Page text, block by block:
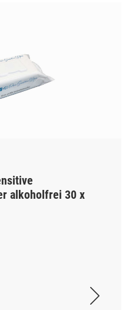
alkoholfrei 30 x